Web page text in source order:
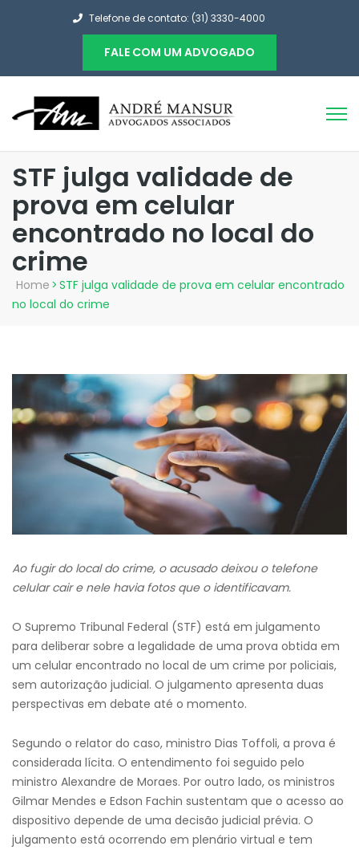
Telefone de contato: (31) 3330-4000
FALE COM UM ADVOGADO
STF julga validade de
prova em celular
encontrado no local do
crime
Home > STF julga validade de prova em celular encontrado
no local do crime
Ao fugir do local do crime, o acusado deixou o telefone
celular cair e nele havia fotos que o identificavam.
O Supremo Tribunal Federal (STF) está em julgamento
para deliberar sobre a legalidade de uma prova obtida em
um celular encontrado no local de um crime por policiais,
sem autorização judicial. O julgamento apresenta duas
perspectivas em debate até o momento.
Segundo o relator do caso, ministro Dias Toffoli, a prova é
considerada lícita. O entendimento foi seguido pelo
ministro Alexandre de Moraes. Por outro lado, os ministros
Gilmar Mendes e Edson Fachin sustentam que o acesso ao
dispositivo depende de uma decisão judicial prévia. O
julgamento está ocorrendo em plenário virtual e tem